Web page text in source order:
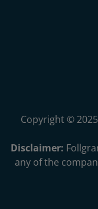
Copyright ©
Disclaimer:
any of the